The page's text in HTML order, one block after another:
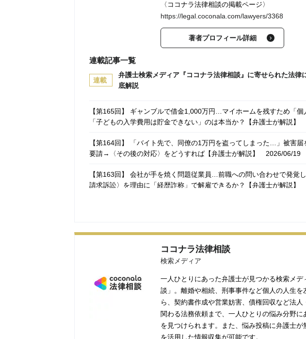
〈ココナラ法律相談の掲載ページ〉
https://legal.coconala.com/lawyers/3368
著者プロフィール詳細
連載記事一覧
連載
弁護士検索メディア『ココナラ法律相談』に寄せられた法律
底解説
【第165回】 ギャンブルで借金1,000万円…マイホームを残すため「個
「子どもの入学費用は貯金できない」のは本当か？【弁護士が解説】
【第164回】 「バイト先で、同僚の1万円を盗ってしまった…」被害
要請→〈その後の対応〉をどうすれば【弁護士が解説】
2026/06/19
【第163回】 会社が手を焼く問題従業員…前職への問い合わせで発覚
請求訴訟〉を理由に「経歴詐称」で解雇できるか？【弁護士が解説】
【第162回】 「オレは無罪だ！ でも…怖がらせた点はお詫びしたい」
【第161回】 駅のエスカレーターで女性の後ろ姿を盗撮。その場で通
は気づいており…後日逮捕される可能性はある？【弁護士が解説】
ココナラ法律相談
検索メディア
一人ひとりにあった弁護士が見つかる検索メデ
談」。離婚や相続、刑事事件など個人の人生
ら、契約書作成や営業妨害、債権回収など法人
関わる法務依頼まで、一人ひとりの悩み分野
を見つけられます。また、悩み投稿に弁護士
を活用した情報収集が可能です。